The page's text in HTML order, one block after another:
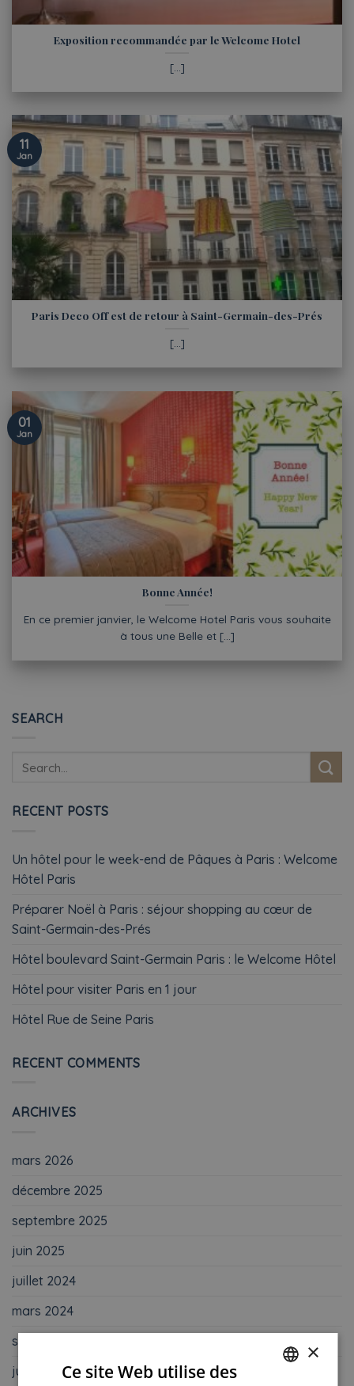
Exposition recommandée par le Welcome Hotel
[...]
Paris Deco Off est de retour à Saint-Germain-des-Prés
[...]
11
Jan
Bonne Année!
En ce premier janvier, le Welcome Hotel Paris vous souhaite
à tous une Belle et [...]
01
Jan
SEARCH
RECENT POSTS
Un hôtel pour le week-end de Pâques à Paris : Welcome
Hôtel Paris
Préparer Noël à Paris : séjour shopping au cœur de
Saint-Germain-des-Prés
Hôtel boulevard Saint-Germain Paris : le Welcome Hôtel
Hôtel pour visiter Paris en 1 jour
Hôtel Rue de Seine Paris
RECENT COMMENTS
ARCHIVES
mars 2026
décembre 2025
septembre 2025
juin 2025
juillet 2024
mars 2024
septembre 2023
juin 2023
×
Ce site Web utilise des